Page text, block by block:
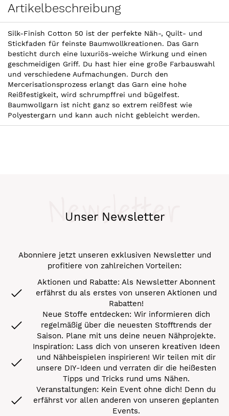
Artikelbeschreibung
Silk-Finish Cotton 50 ist der perfekte Näh-, Quilt- und
Stickfaden für feinste Baumwollkreationen. Das Garn
besticht durch eine luxuriös-weiche Wirkung und einen
geschmeidigen Griff. Du hast hier eine große Farbauswahl
und verschiedene Aufmachungen. Durch den
Mercerisationsprozess erlangt das Garn eine hohe
Reißfestigkeit, wird schrumpffrei und bügelfest.
Baumwollgarn ist nicht ganz so extrem reißfest wie
Polyestergarn und kann auch nicht gebleicht werden.
Unser Newsletter
Newsletter
Abonniere jetzt unseren exklusiven Newsletter und
profitiere von zahlreichen Vorteilen:
Aktionen und Rabatte: Als Newsletter Abonnent
erfährst du als erstes von unseren Aktionen und
Rabatten!
Neue Stoffe entdecken: Wir informieren dich
regelmäßig über die neuesten Stofftrends der
Saison. Plane mit uns deine neuen Nähprojekte.
Inspiration: Lass dich von unseren kreativen Ideen
und Nähbeispielen inspirieren! Wir teilen mit dir
unsere DIY-Ideen und verraten dir die heißesten
Tipps und Tricks rund ums Nähen.
Veranstaltungen: Kein Event ohne dich! Denn du
erfährst vor allen anderen von unseren geplanten
Events.